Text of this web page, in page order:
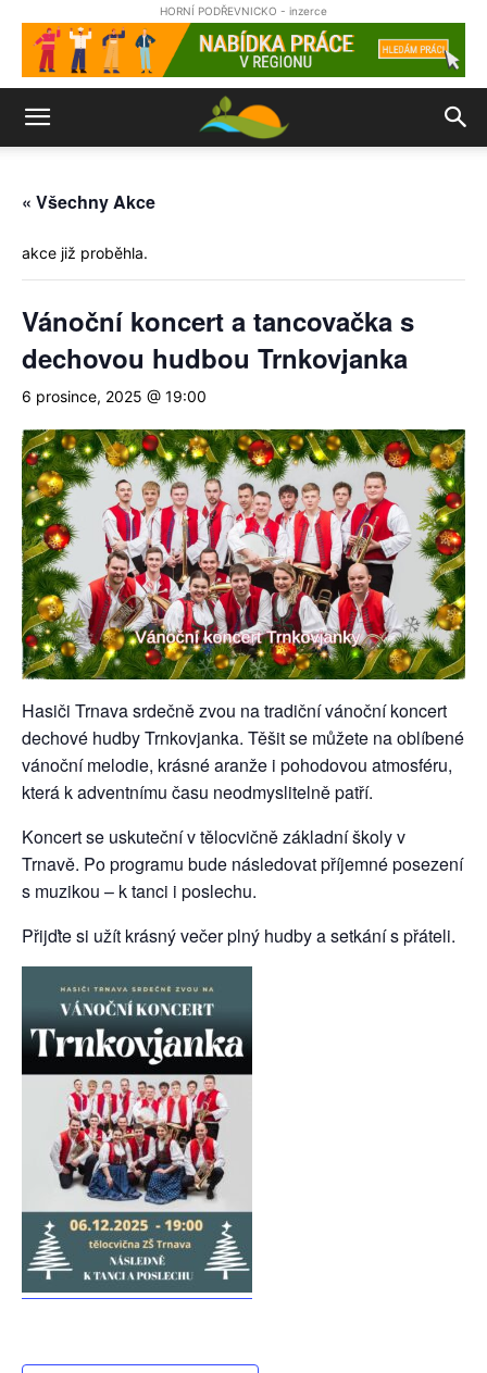
HORNÍ PODŘEVNICKO - inzerce
« Všechny Akce
akce již proběhla.
Vánoční koncert a tancovačka s
dechovou hudbou Trnkovjanka
6 prosince, 2025 @ 19:00
Hasiči Trnava srdečně zvou na tradiční vánoční koncert
dechové hudby Trnkovjanka. Těšit se můžete na oblíbené
vánoční melodie, krásné aranže i pohodovou atmosféru,
která k adventnímu času neodmyslitelně patří.
Koncert se uskuteční v tělocvičně základní školy v
Trnavě. Po programu bude následovat příjemné posezení
s muzikou – k tanci i poslechu.
Přijďte si užít krásný večer plný hudby a setkání s přáteli.